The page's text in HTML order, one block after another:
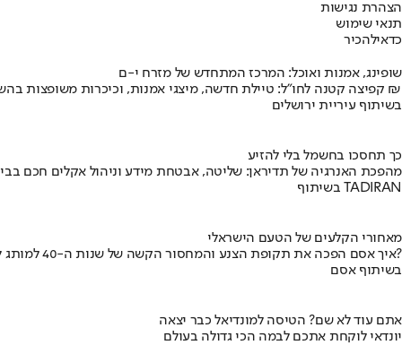
הצהרת נגישות
תנאי שימוש
כדאילהכיר
שופינג, אמנות ואוכל: המרכז המתחדש של מזרח י-ם
קפיצה קטנה לחו"ל: טיילת חדשה, מיצגי אמנות, וכיכרות משופצות בהשקעה של 100 מיליון ₪
בשיתוף עיריית ירושלים
כך תחסכו בחשמל בלי להזיע
מהפכת האנרגיה של תדיראן: שליטה, אבטחת מידע וניהול אקלים חכם
בשיתוף TADIRAN
מאחורי הקלעים של הטעם הישראלי
איך אסם הפכה את תקופת הצנע והמחסור הקשה של שנות ה-40 למותג לאומי?
בשיתוף אסם
אתם עוד לא שם? הטיסה למונדיאל כבר יצאה
יונדאי לוקחת אתכם לבמה הכי גדולה בעולם